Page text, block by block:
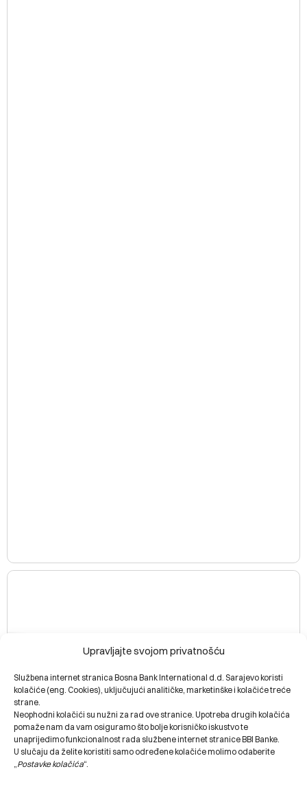
Upravljajte svojom privatnošću
Službena internet stranica Bosna Bank International d.d. Sarajevo koristi
kolačiće (eng. Cookies), uključujući analitičke, marketinške i kolačiće treće
strane.
Neophodni kolačići su nužni za rad ove stranice. Upotreba drugih kolačića
pomaže nam da vam osiguramo što bolje korisničko iskustvo te
unaprijedimo funkcionalnost rada službene internet stranice BBI Banke.
U slučaju da želite koristiti samo određene kolačiće molimo odaberite
„Postavke kolačića“.